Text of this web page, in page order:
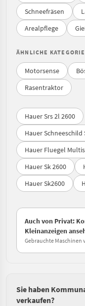
Schneefräsen
Arealpflege
ÄHNLICHE
Motorsense
Rasentraktor
Hauer Srs 2l 2600
Hauer
Hauer Fluegel
Hauer Sk 2600
Hauer Sk2600
Auch von Privat:
Kleinanzeigen
Gebrauchte
Sie haben
verkaufen?